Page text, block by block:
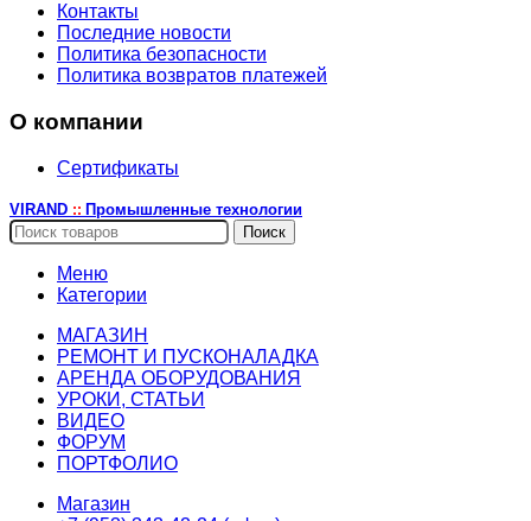
Контакты
Последние новости
Политика безопасности
Политика возвратов платежей
О компании
Сертификаты
VIRAND :: Промышленные технологии
Поиск
Меню
Категории
МАГАЗИН
РЕМОНТ И ПУСКОНАЛАДКА
АРЕНДА ОБОРУДОВАНИЯ
УРОКИ, СТАТЬИ
ВИДЕО
ФОРУМ
ПОРТФОЛИО
Магазин